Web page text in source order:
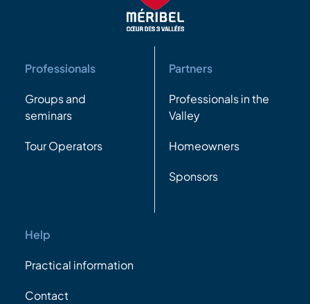
Professionals
Groups and
seminars
Tour Operators
Partners
Professionals in the
Valley
Homeowners
Sponsors
Help
Practical information
Contact